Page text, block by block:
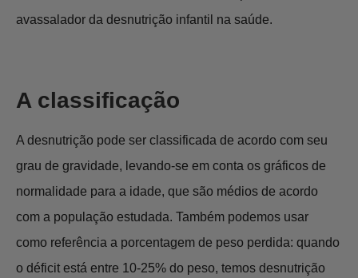
avassalador da desnutrição infantil na saúde.
A classificação
A desnutrição pode ser classificada de acordo com seu
grau de gravidade, levando-se em conta os gráficos de
normalidade para a idade, que são médios de acordo
com a população estudada. Também podemos usar
como referência a porcentagem de peso perdida: quando
o déficit está entre 10-25% do peso, temos desnutrição